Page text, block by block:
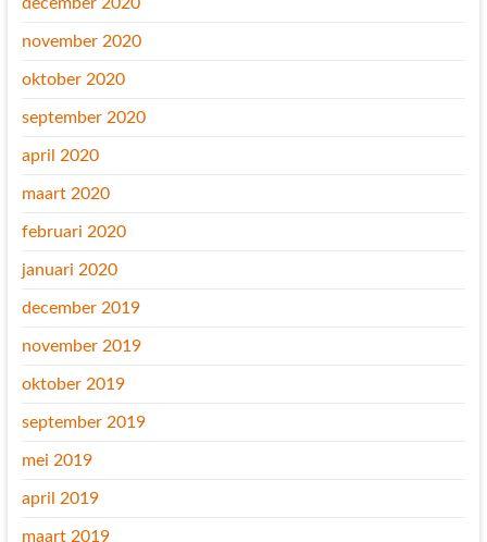
november 2020
oktober 2020
september 2020
april 2020
maart 2020
februari 2020
januari 2020
december 2019
november 2019
oktober 2019
september 2019
mei 2019
april 2019
maart 2019